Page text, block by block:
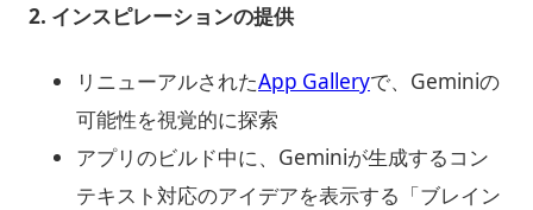
2. インスピレーションの提供
リニューアルされたApp Galleryで、Geminiの
可能性を視覚的に探索
アプリのビルド中に、Geminiが生成するコン
テキスト対応のアイデアを表示する「ブレイン